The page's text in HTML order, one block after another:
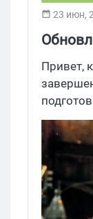
23 июн,
Привет,
вкусную